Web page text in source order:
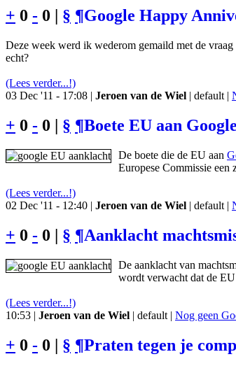
+ 0 - 0 | § ¶Google Happy
Deze week werd ik wederom gemaild met de
echt?
(Lees verder...!)
03 Dec '11 - 17:08 | Jeroen van de Wiel | default |
+ 0 - 0 | § ¶Boete EU aan
De boete die de EU aan
Europese Commissie een
(Lees verder...!)
02 Dec '11 - 12:40 | Jeroen van de Wiel | default |
+ 0 - 0 | § ¶Aanklacht
De aanklacht van
wordt verwacht dat de
(Lees verder...!)
10:53 | Jeroen van de Wiel | default | Nog geen
+ 0 - 0 | § ¶Praten tegen je